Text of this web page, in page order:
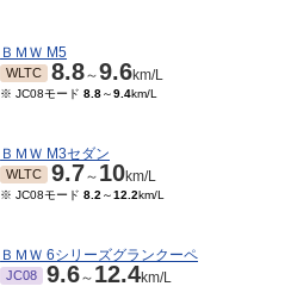
ＢＭＷ M5
WLTC 8.8～9.6km/L
※ JC08モード 8.8～9.4km/L
ＢＭＷ M3セダン
WLTC 9.7～ 10km/L
※ JC08モード 8.2 ～12.2km/L
ＢＭＷ 6シリーズグランクーペ
JC08 9.6～ 12.4km/L